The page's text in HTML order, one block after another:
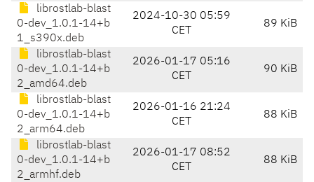
librostlab-blast
0-dev_1.0.1-14+b
1_s390x.deb
2024-10-30 05:59
CET
89 KiB
librostlab-blast
0-dev_1.0.1-14+b
2_amd64.deb
2026-01-17 05:16
CET
90 KiB
librostlab-blast
0-dev_1.0.1-14+b
2_arm64.deb
2026-01-16 21:24
CET
88 KiB
librostlab-blast
0-dev_1.0.1-14+b
2_armhf.deb
2026-01-17 08:52
CET
88 KiB